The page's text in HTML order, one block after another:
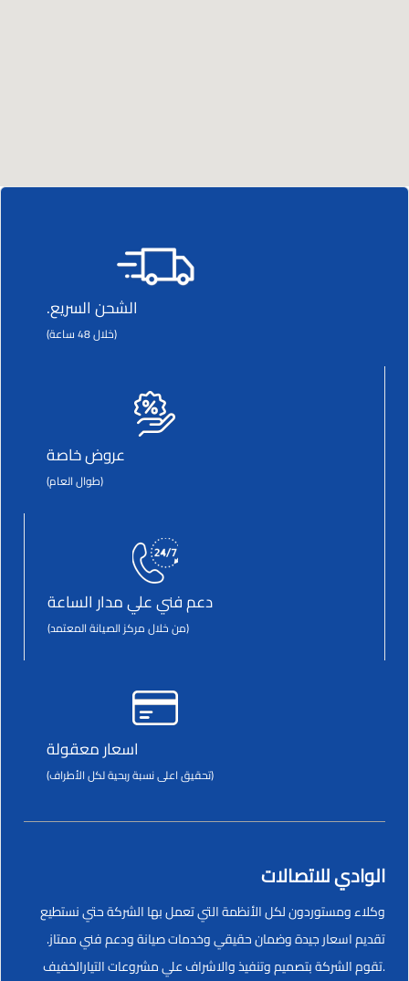
الشحن السريع.
(خلال 48 ساعة)
عروض خاصة
(طوال العام)
دعم فني علي مدار الساعة
(من خلال مركز الصيانة المعتمد)
اسعار معقولة
(تحقيق اعلى نسبة ربحية لكل الأطراف)
الوادي للاتصالات
وكلاء ومستوردون لكل الأنظمة التي تعمل بها الشركة حتي نستطيع
تقديم اسعار جيدة وضمان حقيقي وخدمات صيانة ودعم فني ممتاز.
.تقوم الشركة بتصميم وتنفيذ والاشراف علي مشروعات التيارالخفيف